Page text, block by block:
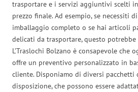
trasportare e i servizi aggiuntivi scelti
prezzo finale. Ad esempio, se necessiti
imballaggio completo o se hai articoli
delicati da trasportare, questo
L’Traslochi Bolzano è consapevole che
offre un preventivo personalizzato in
cliente. Disponiamo di diversi pacchetti
disposizione, che possono essere